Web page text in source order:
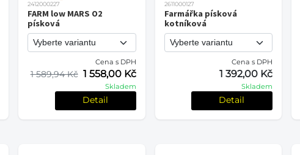
2412000227
FARM low MARS O2
písková
Cena s DPH
1 589,94 Kč 1 558,00 Kč
Skladem
Detail
2611000127
Farmářka písková
kotníková
Cena s DPH
1 392,00 Kč
Skladem
Detail